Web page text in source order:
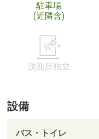
駐車場
(近隣含)
洗面所独立
設備
バス・トイレ